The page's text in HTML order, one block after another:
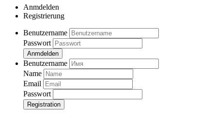
Anmdelden
Registrierung
Benutzername
Passwort
Anmdelden
Benutzername
Name
Email
Passwort
Registration